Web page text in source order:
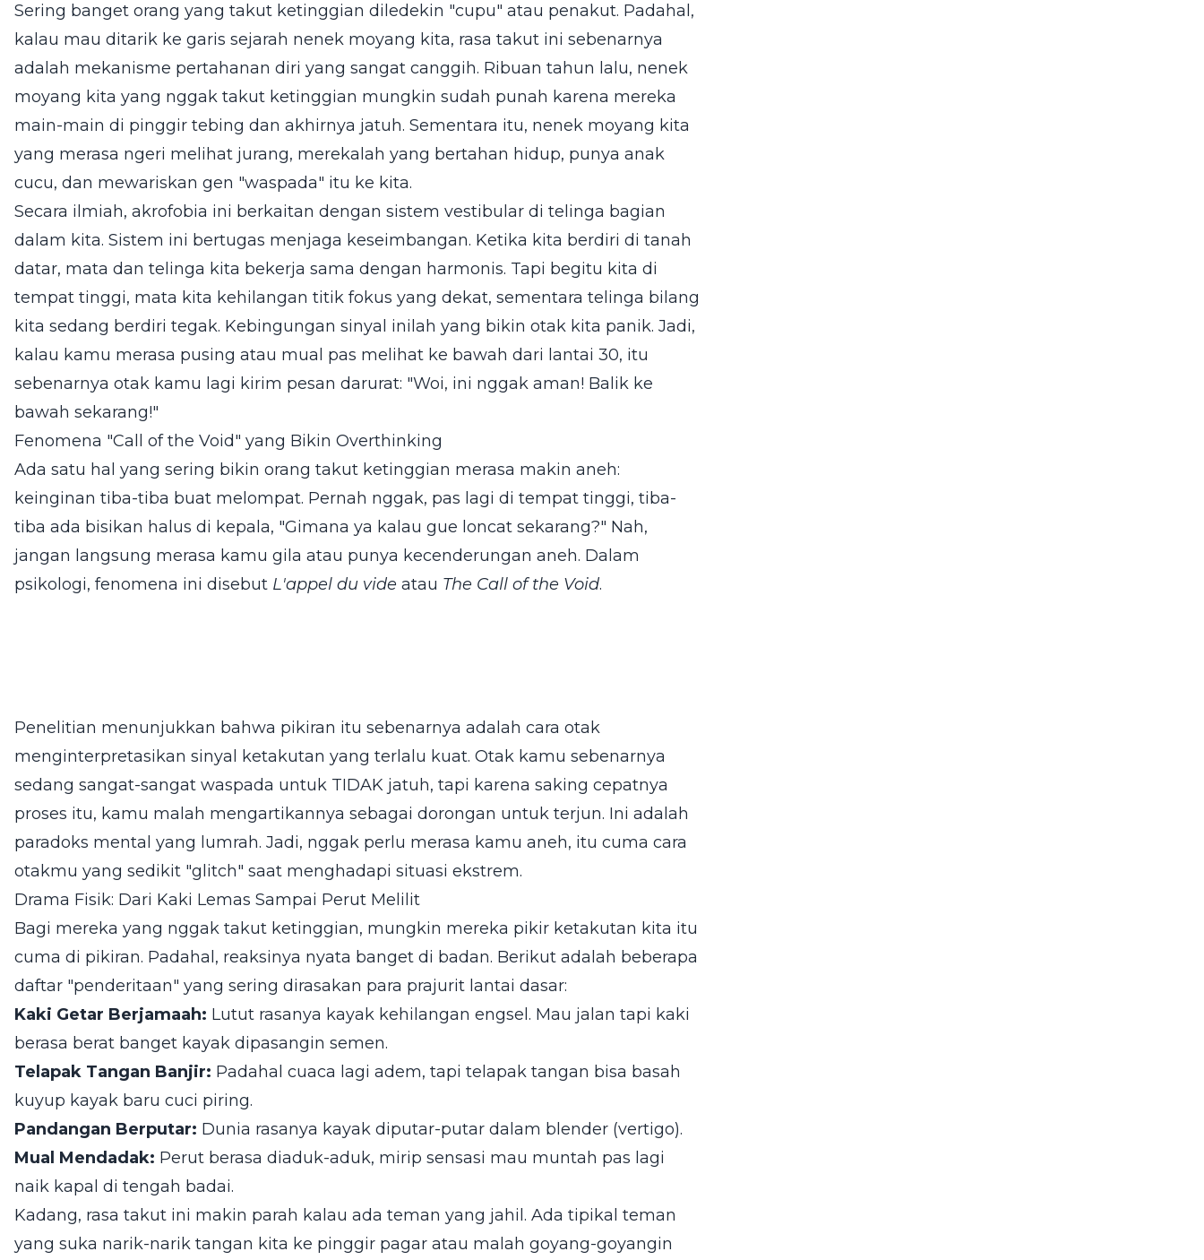
Sering banget orang yang takut ketinggian diledekin "cupu" atau penakut. Padahal,
kalau mau ditarik ke garis sejarah nenek moyang kita, rasa takut ini sebenarnya
adalah mekanisme pertahanan diri yang sangat canggih. Ribuan tahun lalu, nenek
moyang kita yang nggak takut ketinggian mungkin sudah punah karena mereka
main-main di pinggir tebing dan akhirnya jatuh. Sementara itu, nenek moyang kita
yang merasa ngeri melihat jurang, merekalah yang bertahan hidup, punya anak
cucu, dan mewariskan gen "waspada" itu ke kita.
Secara ilmiah, akrofobia ini berkaitan dengan sistem vestibular di telinga bagian
dalam kita. Sistem ini bertugas menjaga keseimbangan. Ketika kita berdiri di tanah
datar, mata dan telinga kita bekerja sama dengan harmonis. Tapi begitu kita di
tempat tinggi, mata kita kehilangan titik fokus yang dekat, sementara telinga bilang
kita sedang berdiri tegak. Kebingungan sinyal inilah yang bikin otak kita panik. Jadi,
kalau kamu merasa pusing atau mual pas melihat ke bawah dari lantai 30, itu
sebenarnya otak kamu lagi kirim pesan darurat: "Woi, ini nggak aman! Balik ke
bawah sekarang!"
Fenomena "Call of the Void" yang Bikin Overthinking
Ada satu hal yang sering bikin orang takut ketinggian merasa makin aneh:
keinginan tiba-tiba buat melompat. Pernah nggak, pas lagi di tempat tinggi, tiba-
tiba ada bisikan halus di kepala, "Gimana ya kalau gue loncat sekarang?" Nah,
jangan langsung merasa kamu gila atau punya kecenderungan aneh. Dalam
psikologi, fenomena ini disebut L'appel du vide atau The Call of the Void.
Penelitian menunjukkan bahwa pikiran itu sebenarnya adalah cara otak
menginterpretasikan sinyal ketakutan yang terlalu kuat. Otak kamu sebenarnya
sedang sangat-sangat waspada untuk TIDAK jatuh, tapi karena saking cepatnya
proses itu, kamu malah mengartikannya sebagai dorongan untuk terjun. Ini adalah
paradoks mental yang lumrah. Jadi, nggak perlu merasa kamu aneh, itu cuma cara
otakmu yang sedikit "glitch" saat menghadapi situasi ekstrem.
Drama Fisik: Dari Kaki Lemas Sampai Perut Melilit
Bagi mereka yang nggak takut ketinggian, mungkin mereka pikir ketakutan kita itu
cuma di pikiran. Padahal, reaksinya nyata banget di badan. Berikut adalah beberapa
daftar "penderitaan" yang sering dirasakan para prajurit lantai dasar:
Kaki Getar Berjamaah: Lutut rasanya kayak kehilangan engsel. Mau jalan tapi kaki
berasa berat banget kayak dipasangin semen.
Telapak Tangan Banjir: Padahal cuaca lagi adem, tapi telapak tangan bisa basah
kuyup kayak baru cuci piring.
Pandangan Berputar: Dunia rasanya kayak diputar-putar dalam blender (vertigo).
Mual Mendadak: Perut berasa diaduk-aduk, mirip sensasi mau muntah pas lagi
naik kapal di tengah badai.
Kadang, rasa takut ini makin parah kalau ada teman yang jahil. Ada tipikal teman
yang suka narik-narik tangan kita ke pinggir pagar atau malah goyang-goyangin